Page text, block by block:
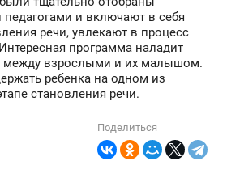
и включают в себя
речи, увлекают в процесс
программа наладит
между взрослыми и их малышом.
ребенка на одном из
становления речи.
Поделиться